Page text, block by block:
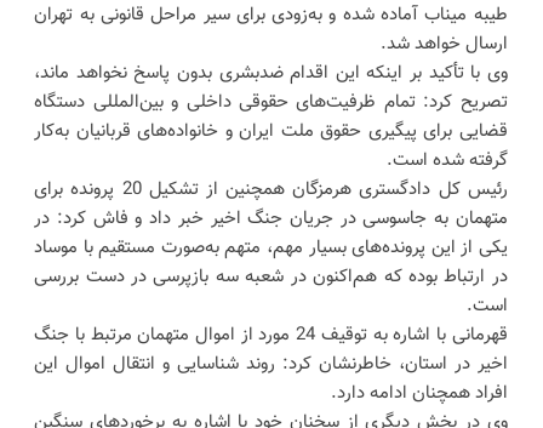
طیبه میناب آماده شده و به‌زودی برای سیر مراحل قانونی به تهران
ارسال خواهد شد.
وی با تأکید بر اینکه این اقدام ضدبشری بدون پاسخ نخواهد ماند،
تصریح کرد: تمام ظرفیت‌های حقوقی داخلی و بین‌المللی دستگاه
قضایی برای پیگیری حقوق ملت ایران و خانواده‌های قربانیان به‌کار
گرفته شده است.
رئیس کل دادگستری هرمزگان همچنین از تشکیل 20 پرونده برای
متهمان به جاسوسی در جریان جنگ اخیر خبر داد و فاش کرد: در
یکی از این پرونده‌های بسیار مهم، متهم به‌صورت مستقیم با موساد
در ارتباط بوده که هم‌اکنون در شعبه سه بازپرسی در دست بررسی
است.
قهرمانی با اشاره به توقیف 24 مورد از اموال متهمان مرتبط با جنگ
اخیر در استان، خاطرنشان کرد: روند شناسایی و انتقال اموال این
افراد همچنان ادامه دارد.